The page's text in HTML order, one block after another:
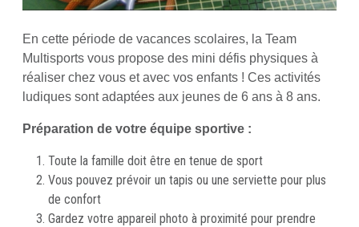
En cette période de vacances scolaires, la Team
Multisports vous propose des mini défis physiques à
réaliser chez vous et avec vos enfants ! Ces activités
ludiques sont adaptées aux jeunes de 6 ans à 8 ans.
Préparation de votre équipe sportive :
Toute la famille doit être en tenue de sport
Vous pouvez prévoir un tapis ou une serviette pour plus
de confort
Gardez votre appareil photo à proximité pour prendre